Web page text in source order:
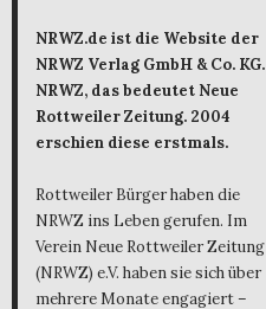
NRWZ.de ist die Website der
NRWZ Verlag GmbH & Co. KG.
NRWZ, das bedeutet Neue
Rottweiler Zeitung. 2004
erschien diese erstmals.
Rottweiler Bürger haben die
NRWZ ins Leben gerufen. Im
Verein Neue Rottweiler Zeitung
(NRWZ) e.V. haben sie sich über
mehrere Monate engagiert –